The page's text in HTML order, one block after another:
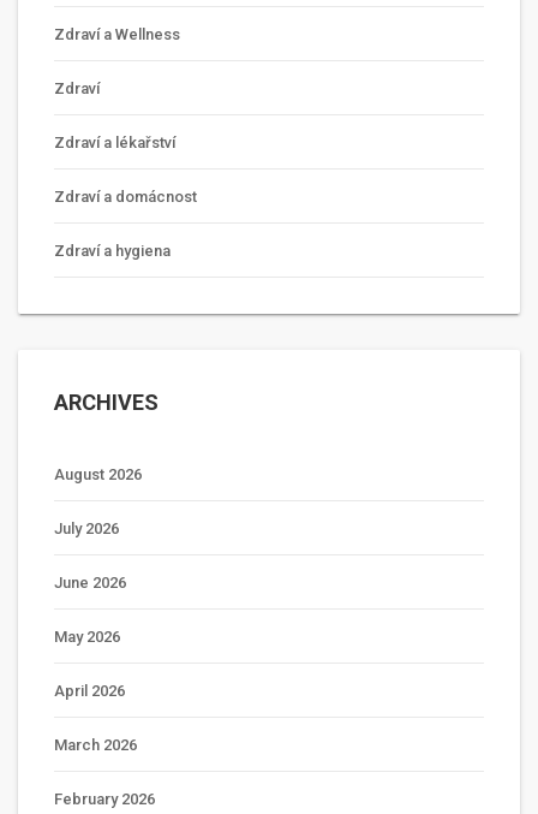
Zdraví a Wellness
Zdraví
Zdraví a lékařství
Zdraví a domácnost
Zdraví a hygiena
ARCHIVES
August 2026
July 2026
June 2026
May 2026
April 2026
March 2026
February 2026